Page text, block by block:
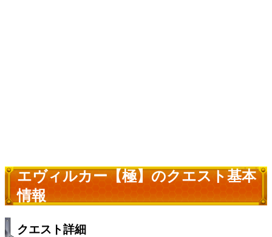
エヴィルカー【極】のクエスト基本
情報
クエスト詳細